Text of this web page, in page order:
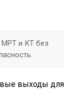
МРТ и КТ без
выходы для